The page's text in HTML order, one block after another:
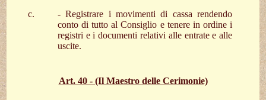
- Registrare i movimenti di cassa rendendo
conto di tutto al Consiglio e tenere in ordine i
registri e i documenti relativi alle entrate e alle
uscite.
Art. 40 - (Il Maestro delle Cerimonie)